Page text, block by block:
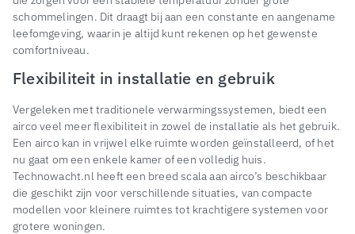
schommelingen. Dit draagt bij aan een constante en aangename
leefomgeving, waarin je altijd kunt rekenen op het gewenste
comfortniveau.
Flexibiliteit in installatie en gebruik
Vergeleken met traditionele verwarmingssystemen, biedt een
airco veel meer flexibiliteit in zowel de installatie als het gebruik.
Een airco kan in vrijwel elke ruimte worden geïnstalleerd, of het
nu gaat om een enkele kamer of een volledig huis.
Technowacht.nl heeft een breed scala aan airco’s beschikbaar
die geschikt zijn voor verschillende situaties, van compacte
modellen voor kleinere ruimtes tot krachtigere systemen voor
grotere woningen.